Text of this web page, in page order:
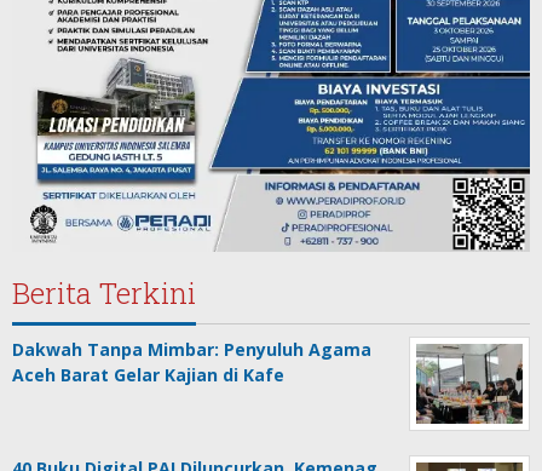
Berita Terkini
Dakwah Tanpa Mimbar: Penyuluh Agama
Aceh Barat Gelar Kajian di Kafe